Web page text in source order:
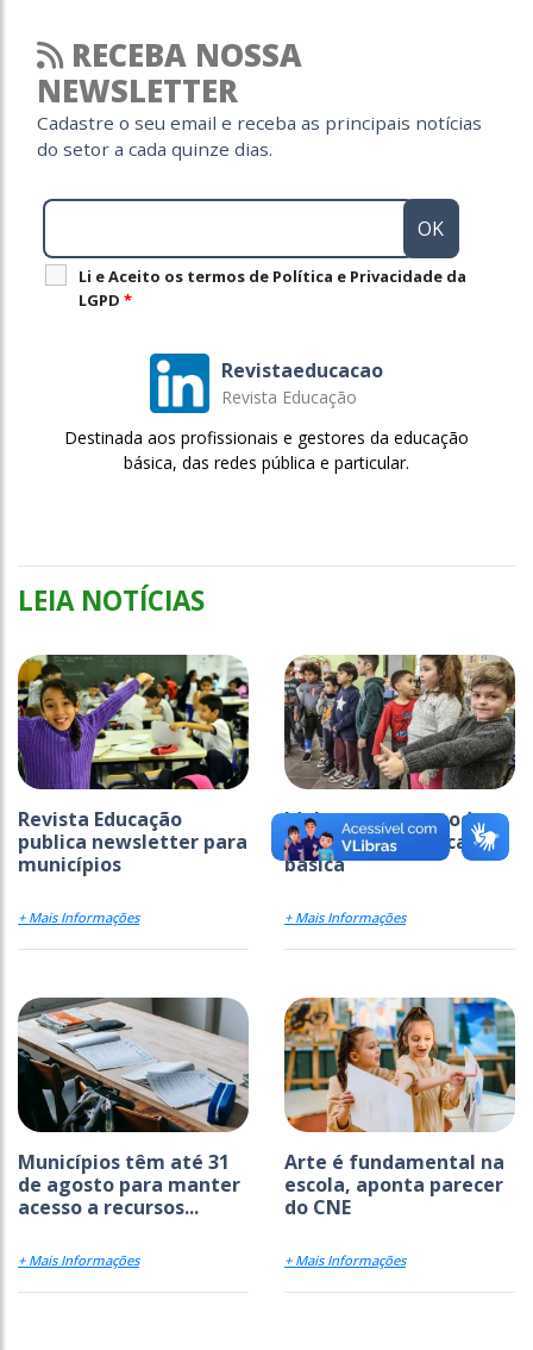
RECEBA NOSSA
NEWSLETTER
Cadastre o seu email e receba as principais notícias
do setor a cada quinze dias.
Li e Aceito os termos de Política e Privacidade da
LGPD *
Revistaeducacao
Revista Educação
Destinada aos profissionais e gestores da educação
básica, das redes pública e particular.
LEIA NOTÍCIAS
Revista Educação
publica newsletter para
municípios
+ Mais Informações
Ideb avança em todas
as etapas da educação
básica
+ Mais Informações
Municípios têm até 31
de agosto para manter
acesso a recursos...
+ Mais Informações
Arte é fundamental na
escola, aponta parecer
do CNE
+ Mais Informações